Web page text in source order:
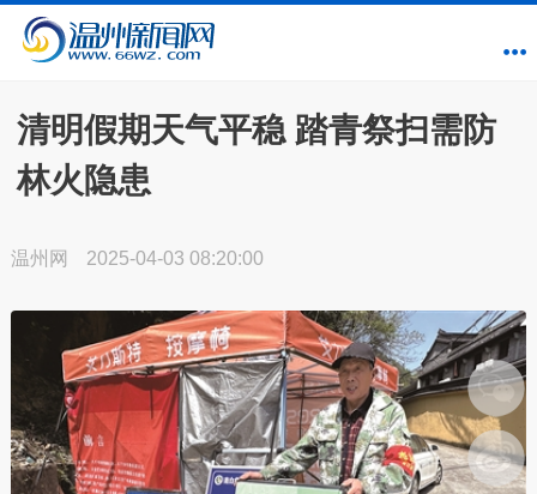
清明假期天气平稳 踏青祭扫需防
林火隐患
温州网 2025-04-03 08:20:00